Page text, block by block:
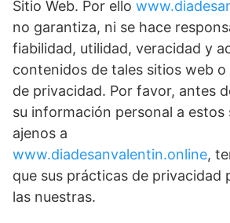
Sitio Web. Por ello
no garantiza, ni se hace
fiabilidad, utilidad, veracidad y
contenidos de tales sitios web
de privacidad. Por favor, antes
su información personal a estos
ajenos a
www.diadesanvalentin.online,
que sus prácticas de privacidad
las nuestras.